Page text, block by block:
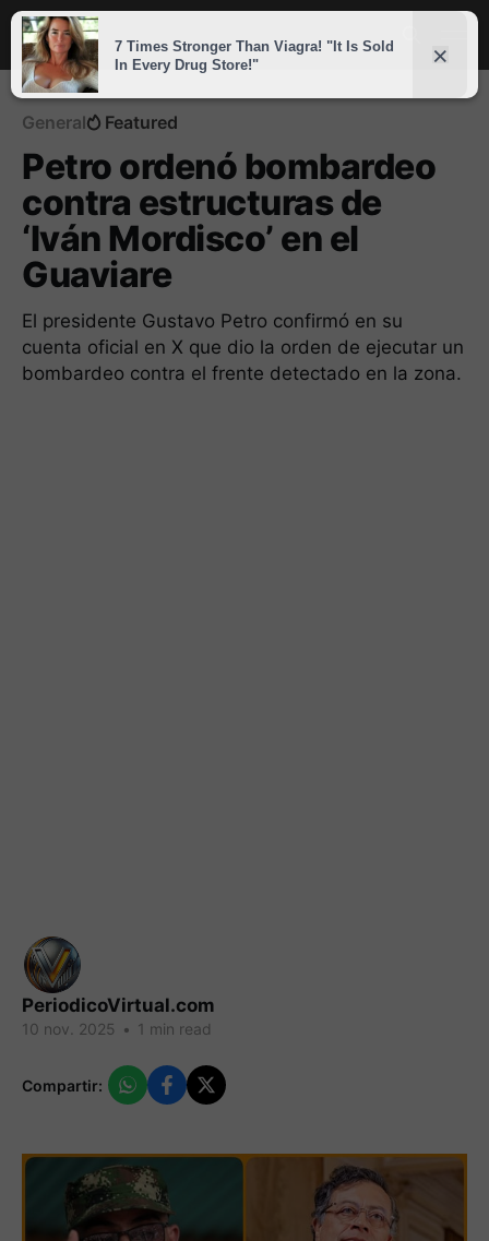
General Featured
Petro ordenó bombardeo
contra estructuras de
‘Iván Mordisco’ en el
Guaviare
El presidente Gustavo Petro confirmó en su
cuenta oficial en X que dio la orden de ejecutar un
bombardeo contra el frente detectado en la zona.
PeriodicoVirtual.com
10 nov. 2025 • 1 min read
Compartir: